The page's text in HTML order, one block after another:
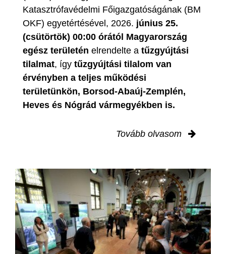
Katasztrófavédelmi Főigazgatóságának (BM
OKF) egyetértésével, 2026. június 25.
(csütörtök) 00:00 órától Magyarország
egész területén elrendelte a tűzgyújtási
tilalmat, így tűzgyújtási tilalom van
érvényben a teljes működési
területünkön, Borsod-Abaúj-Zemplén,
Heves és Nógrád vármegyékben is.
Tovább olvasom